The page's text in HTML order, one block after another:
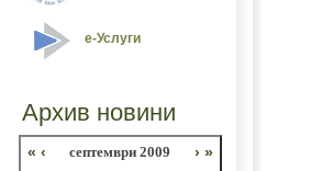
е-Услуги
Архив новини
« ‹ септември 2009 › »